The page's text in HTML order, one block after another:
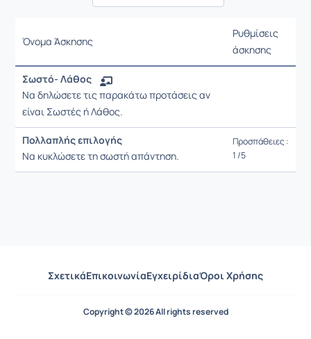
Όνομα Άσκησης
Ρυθμίσεις
άσκησης
Ρυθμίσεις
Σωστό- Λάθος
Να δηλώσετε τις παρακάτω προτάσεις αν
είναι Σωστές ή Λάθος.
Πολλαπλής επιλογής
Να κυκλώσετε τη σωστή απάντηση.
Προσπάθειες :
1 /5
ΣχετικάΕπικοινωνίαΕγχειρίδιαΌροι Χρήσης
Copyright © 2026 All rights reserved